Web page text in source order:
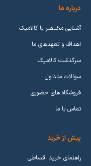
درباره ما
آشنایی مختصر با کالامیک
اهداف و تعهدهای ما
سرگذشت کالامیک
سوالات متداول
فروشگاه های حضوری
تماس با ما
پیش از خرید
راهنمای خرید اقساطی